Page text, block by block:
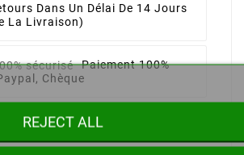
Dans Un Délai De 14 Jours
La Livraison)
Paiement 100%
Chèque
REJECT ALL